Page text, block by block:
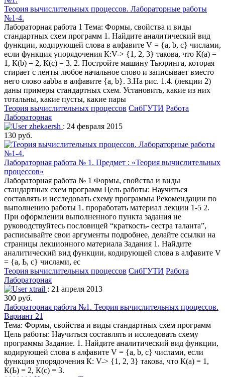
Теория вычислительных процессов. Лабораторные работы
№1-4.
Лабораторная работа 1 Тема: Формы, свойства и виды
стандартных схем программ 1. Найдите аналитический вид
функции, кодирующей слова в алфавите V = {а, b, c} числами,
если функция упорядочения К:V-> {1, 2, 3} такова, что К(а) =
1, К(b) = 2, К(с) = 3. 2. Постройте машину Тьюринга, которая
стирает с ленты любое начальное слово и записывает вместо
него слово aabba в алфавите {а, b}. 3.На рис. 1.4. (лекции 2)
даны примеры стандартных схем. Установить, какие из них
тотальны, какие пусты, какие пары
Теория вычислительных процессов СибГУТИ Работа
Лабораторная
zhekaersh : 24 февраля 2015
130 руб.
Лабораторная работа № 1. Предмет : «Теория вычислительных
процессов»
Лабораторная работа № 1 Формы, свойства и виды
стандартных схем программ Цель работы: Научиться
составлять и исследовать схему программы Рекомендации по
выполнению работы 1. проработать материал лекции 1-5 2.
При оформлении выполненного пункта задания не
руководствуйтесь пословицей “краткость- сестра таланта”,
расписывайте свои аргументы подробнее, делайте ссылки на
страницы лекционного материала Задания 1. Найдите
аналитический вид функции, кодирующей слова в алфавите V
= {а, Ь, c} числами, ес
Теория вычислительных процессов СибГУТИ Работа
Лабораторная
xtrail : 21 апреля 2013
300 руб.
Лабораторная работа №1. Теория вычислительных процессов.
Вариант 21
Тема: Формы, свойства и виды стандартных схем программ
Цель работы: Научиться составлять и исследовать схему
программы Задание. 1. Найдите аналитический вид функции,
кодирующей слова в алфавите V = {а, b, c} числами, если
функция упорядочения К: V-> {1, 2, 3} такова, что К(а) = 1,
К(Ь) = 2, К(с) = 3.